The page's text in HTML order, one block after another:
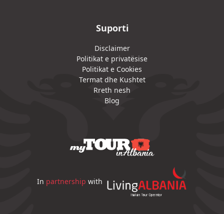
Suporti
Disclaimer
Politikat e privatësise
Politikat e Cookies
Termat dhe Kushtet
Rreth nesh
Blog
In partnership with